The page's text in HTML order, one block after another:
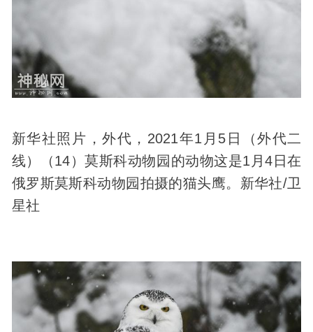
新华社照片，外代，2021年1月5日（外代二
线）（14）莫斯科动物园的动物这是1月4日在
俄罗斯莫斯科动物园拍摄的猫头鹰。新华社/卫
星社